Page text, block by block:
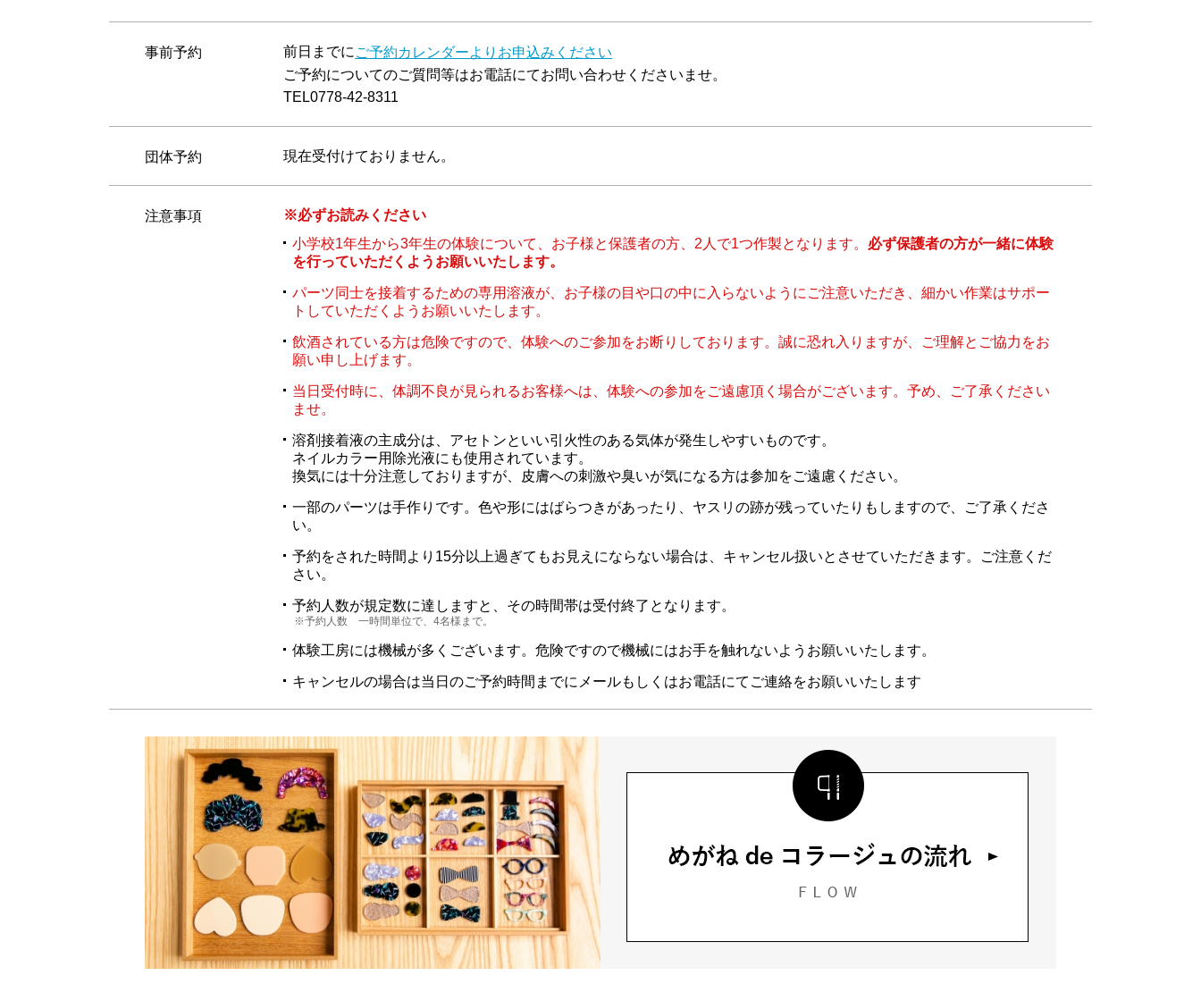
事前予約 前日までに ご予約カレンダーよりお申込みください
ご予約についてのご質問等はお電話にてお問い合わせくださいませ。
TEL0778-42-8311
団体予約 現在受付けておりません。
注意事項
※必ずお読みください
小学校1年生から3年生の体験について、お子様と保護者の方、2人で1つ作製となります。 必ず保護者の方が一緒に体験
を行っていただくようお願いいたします。
パーツ同士を接着するための専用溶液が、お子様の目や口の中に入らないようにご注意いただき、細かい作業はサポー
トしていただくようお願いいたします。
飲酒されている方は危険ですので、体験へのご参加をお断りしております。誠に恐れ入りますが、ご理解とご協力をお
願い申し上げます。
当日受付時に、体調不良が見られるお客様へは、体験への参加をご遠慮頂く場合がございます。予め、ご了承ください
ませ。
溶剤接着液の主成分は、アセトンといい引火性のある気体が発生しやすいものです。
ネイルカラー用除光液にも使用されています。
換気には十分注意しておりますが、皮膚への刺激や臭いが気になる方は参加をご遠慮ください。
一部のパーツは手作りです。色や形にはばらつきがあったり、ヤスリの跡が残っていたりもしますので、ご了承くださ
い。
予約をされた時間より15分以上過ぎてもお見えにならない場合は、キャンセル扱いとさせていただきます。ご注意くだ
さい。
予約人数が規定数に達しますと、その時間帯は受付終了となります。
※予約人数 一時間単位で、4名様まで。
体験工房には機械が多くございます。危険ですので機械にはお手を触れないようお願いいたします。
キャンセルの場合は当日のご予約時間までにメールもしくはお電話にてご連絡をお願いいたします